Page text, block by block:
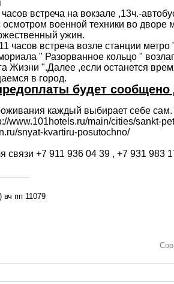
встреча на вокзале ,13ч.-
осмотром военной техники во
ужин.
часов встреча возле станции
" Разорванное кольцо "
Жизни ".Далее ,если останется
в город.
будет сообщено
каждый выбирает себе
www.101hotels.ru/main/cities/sankt-
snyat-kvartiru-posutochno/
связи +7 911 936 04 39 , +7 931 983
вч пп 11079